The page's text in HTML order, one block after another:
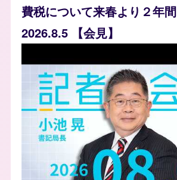
費税について来春より２年
2026.8.5 【会見】